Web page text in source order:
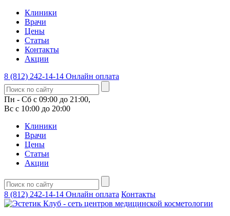
Клиники
Врачи
Цены
Статьи
Контакты
Акции
8 (812) 242-14-14 Онлайн оплата
Пн - Сб с 09:00 до 21:00,
Вс с 10:00 до 20:00
Клиники
Врачи
Цены
Статьи
Акции
8 (812) 242-14-14 Онлайн оплата Контакты